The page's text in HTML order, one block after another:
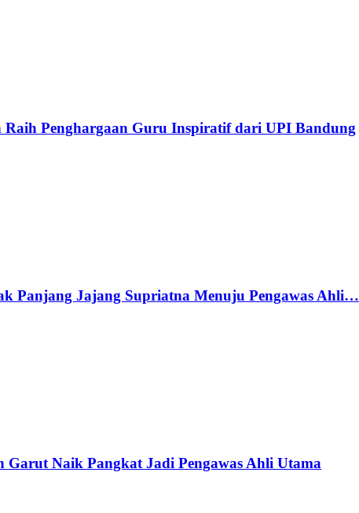
Penghargaan Guru Inspiratif dari UPI Bandung
Panjang Jajang Supriatna Menuju Pengawas Ahli…
Garut Naik Pangkat Jadi Pengawas Ahli Utama